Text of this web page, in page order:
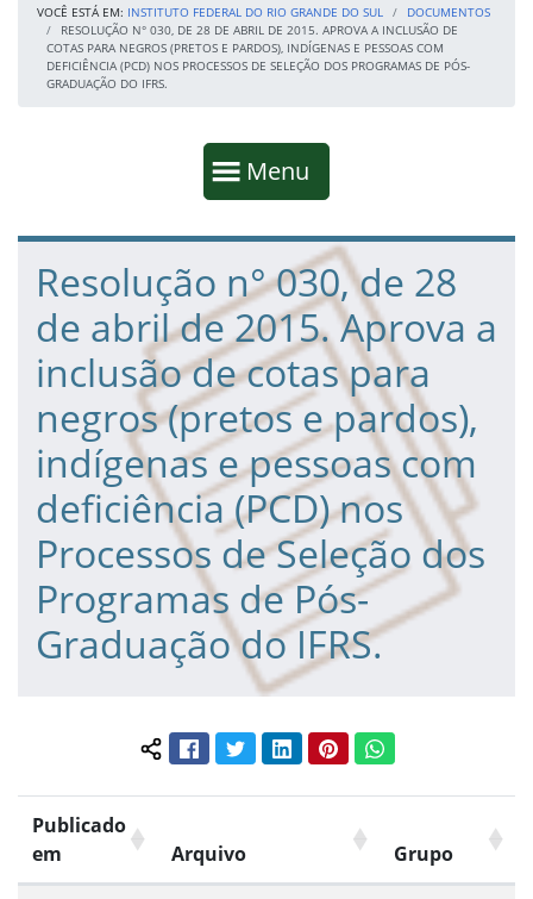
VOCÊ ESTÁ EM: INSTITUTO FEDERAL DO RIO GRANDE DO SUL
DOCUMENTOS
RESOLUÇÃO N° 030, DE 28 DE ABRIL DE 2015. APROVA A INCLUSÃO DE
COTAS PARA NEGROS (PRETOS E PARDOS), INDÍGENAS E PESSOAS COM
DEFICIÊNCIA (PCD) NOS PROCESSOS DE SELEÇÃO DOS PROGRAMAS DE PÓS-
GRADUAÇÃO DO IFRS.
Mostrar
Menu
Fim da navegação
Início do conteúdo
Resolução n° 030, de 28
de abril de 2015. Aprova a
inclusão de cotas para
negros (pretos e pardos),
indígenas e pessoas com
deficiência (PCD) nos
Processos de Seleção dos
Programas de Pós-
Graduação do IFRS.
Compartilhar conteúdo:
FacebookTwitterLinkedInPinterestWhatsApp
Publicado
em
Arquivo Grupo